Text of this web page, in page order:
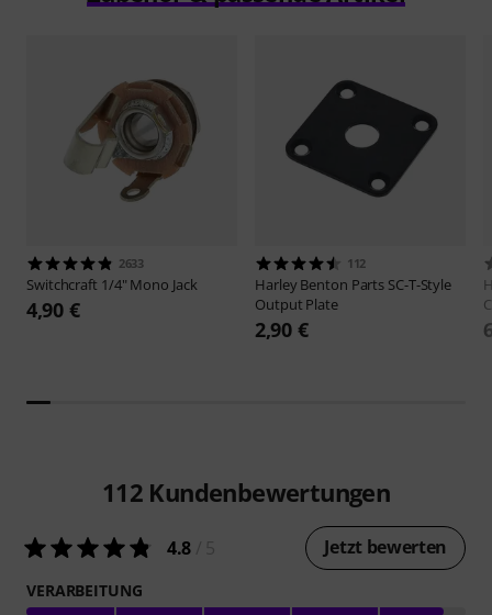
2633
Switchcraft 1/4" Mono Jack
4,90 €
112
Harley Benton Parts SC-T-Style
Output Plate
2,90 €
112 Kundenbewertungen
4.8 Jetzt bewerten
VERARBEITUNG